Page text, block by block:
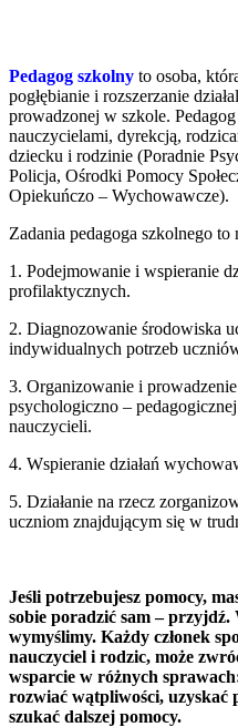
Pedagog szkolny to osoba,
pogłębianie i rozszerzanie
prowadzonej w szkole.
nauczycielami, dyrekcją,
dziecku i rodzinie (Poradnie
Policja, Ośrodki Pomocy
Opiekuńczo – Wychowawcze).
Zadania pedagoga szkolnego
1. Podejmowanie i wspieranie
profilaktycznych.
2. Diagnozowanie środowiska
indywidualnych potrzeb
3. Organizowanie i
psychologiczno –
nauczycieli.
4. Wspieranie działań
5. Działanie na rzecz
uczniom znajdującym się w
Jeśli potrzebujesz pomocy,
sobie poradzić sam – przyjdź.
wymyślimy. Każdy członek
nauczyciel i rodzic, może
wsparcie w różnych
rozwiać wątpliwości, uzyskać
szukać dalszej pomocy.